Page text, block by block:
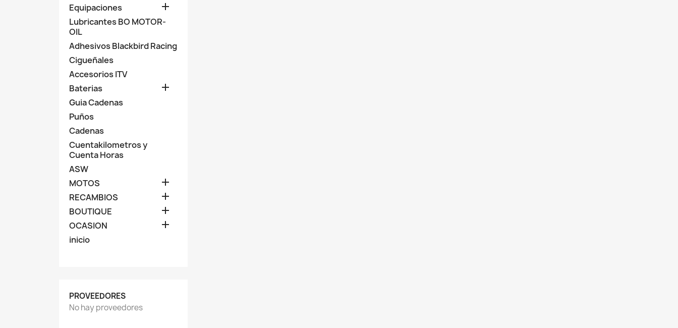
Equipaciones

Lubricantes BO MOTOR-
OIL
Adhesivos Blackbird Racing
Cigueñales
Accesorios ITV
Baterias

Guia Cadenas
Puños
Cadenas
Cuentakilometros y
Cuenta Horas
ASW
MOTOS

RECAMBIOS 
BOUTIQUE 
OCASION 
inicio
PROVEEDORES
No hay proveedores